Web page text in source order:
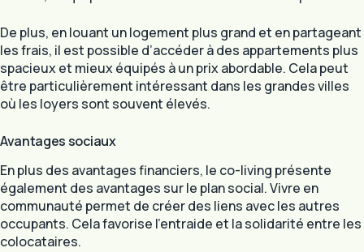
De plus, en louant un logement plus grand et en partageant
les frais, il est possible d’accéder à des appartements plus
spacieux et mieux équipés à un prix abordable. Cela peut
être particulièrement intéressant dans les grandes villes
où les loyers sont souvent élevés.
Avantages sociaux
En plus des avantages financiers, le co-living présente
également des avantages sur le plan social. Vivre en
communauté permet de créer des liens avec les autres
occupants. Cela favorise l’entraide et la solidarité entre les
colocataires.